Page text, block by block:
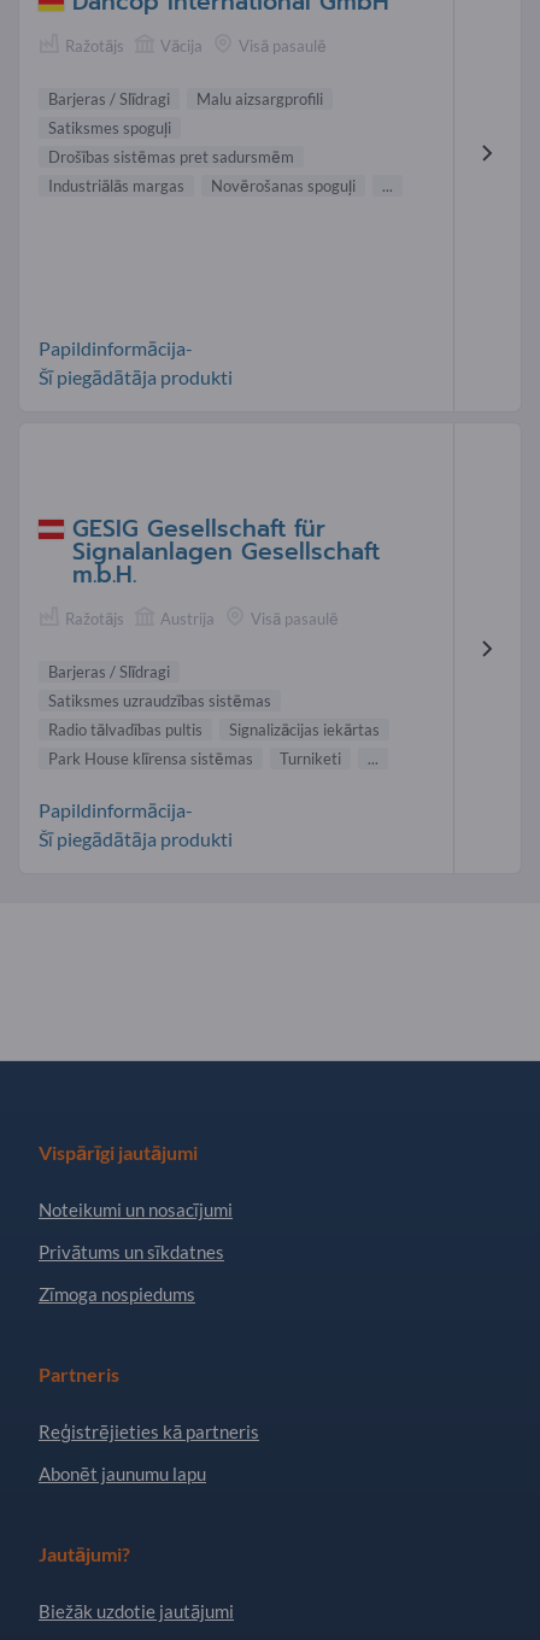
Ražotājs Vācija Visā pasaulē
Barjeras / Slīdragi
Malu aizsargprofili
Satiksmes spoguļi
Drošības sistēmas pret sadursmēm
Industriālās margas
Novērošanas spoguļi ...
Papildinformācija-
Šī piegādātāja produkti
GESIG Gesellschaft für
Signalanlagen Gesellschaft
m.b.H.
Ražotājs Austrija Visā pasaulē
Barjeras / Slīdragi
Satiksmes uzraudzības sistēmas
Radio tālvadības pultis
Signalizācijas iekārtas
Park House klīrensa sistēmas
Turniketi ...
Papildinformācija-
Šī piegādātāja produkti
Vispārīgi jautājumi
Noteikumi un nosacījumi
Privātums un sīkdatnes
Zīmoga nospiedums
Partneris
Reģistrējieties kā partneris
Abonēt jaunumu lapu
Jautājumi?
Biežāk uzdotie jautājumi